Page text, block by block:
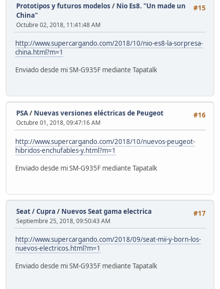
#15
Prototipos y futuros modelos / Nio Es8. "Un made un
China"
Octubre 02, 2018, 11:41:48 AM
http://www.supercargando.com/2018/10/nio-es8-la-sorpresa-
china.html?m=1
Enviado desde mi SM-G935F mediante Tapatalk
#16
PSA/ Nuevas versiones eléctricas de Peugeot
Octubre 01, 2018, 09:47:16 AM
http://www.supercargando.com/2018/10/nuevos-peugeot-
hibridos-enchufables-y.html?m=1
Enviado desde mi SM-G935F mediante Tapatalk
#17
Seat / Cupra / Nuevos Seat gama electrica
Septiembre 25, 2018, 09:50:43 AM
http://www.supercargando.com/2018/09/seat-mii-y-born-los-
nuevos-electricos.html?m=1
Enviado desde mi SM-G935F mediante Tapatalk